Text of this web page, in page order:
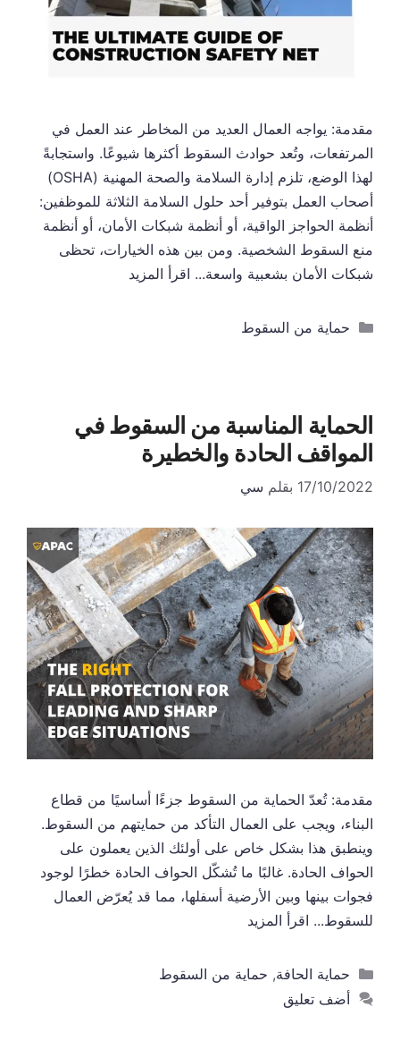
مقدمة: يواجه العمال العديد من المخاطر عند العمل في
المرتفعات، وتُعد حوادث السقوط أكثرها شيوعًا. واستجابةً
لهذا الوضع، تلزم إدارة السلامة والصحة المهنية (OSHA)
أصحاب العمل بتوفير أحد حلول السلامة الثلاثة للموظفين:
أنظمة الحواجز الواقية، أو أنظمة شبكات الأمان، أو أنظمة
منع السقوط الشخصية. ومن بين هذه الخيارات، تحظى
شبكات الأمان بشعبية واسعة... اقرأ المزيد
التصنيفات
حماية من السقوط
الحماية المناسبة من السقوط في
المواقف الحادة والخطيرة
17/10/2022 بقلم سي
مقدمة: تُعدّ الحماية من السقوط جزءًا أساسيًا من قطاع
البناء، ويجب على العمال التأكد من حمايتهم من السقوط.
وينطبق هذا بشكل خاص على أولئك الذين يعملون على
الحواف الحادة. غالبًا ما تُشكّل الحواف الحادة خطرًا لوجود
فجوات بينها وبين الأرضية أسفلها، مما قد يُعرّض العمال
للسقوط... اقرأ المزيد
التصنيفات
حماية الحافة, حماية من السقوط
أضف تعليق